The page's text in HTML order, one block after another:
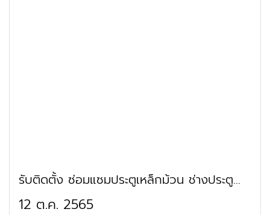
รับติดตั้ง ซ่อมแซมประตูเหล็กม้วน ช่างประตู
ม้วน หนองจอก
12 ต.ค. 2565